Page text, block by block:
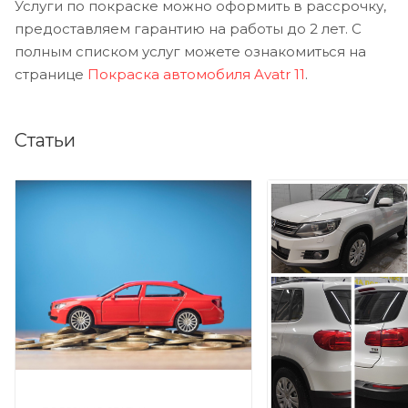
Услуги по покраске можно оформить в рассрочку,
предоставляем гарантию на работы до 2 лет. С
полным списком услуг можете ознакомиться на
странице Покраска автомобиля Avatr 11.
Статьи